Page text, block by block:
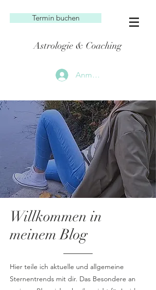
Termin buchen
Astrologie & Coaching
Anmelden
Willkommen in
meinem Blog
Hier teile ich aktuelle und allgemeine
Sternentrends mit dir. Das Besondere an